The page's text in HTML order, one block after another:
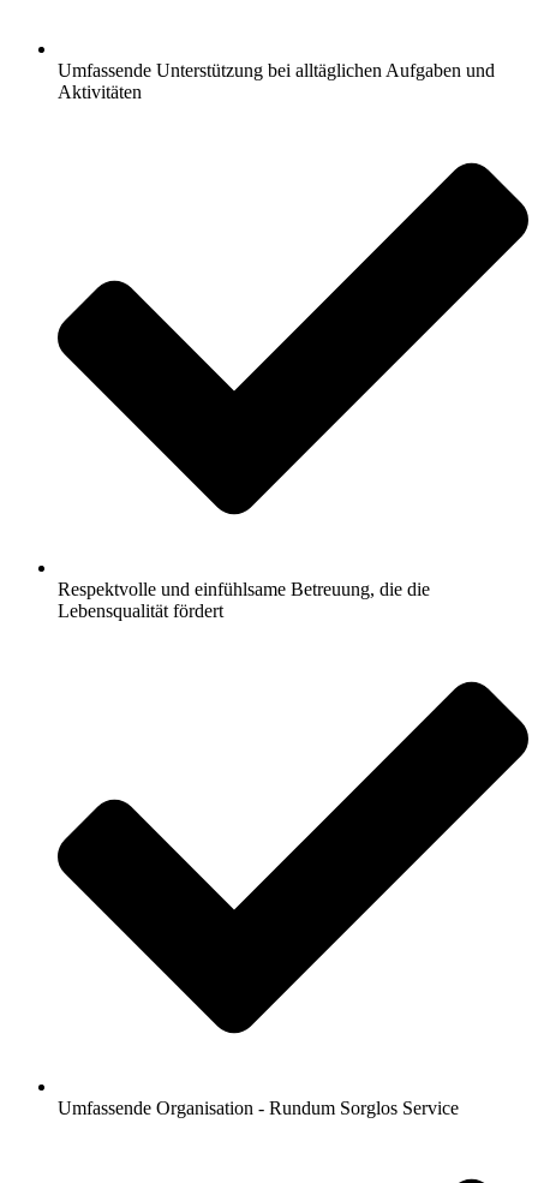
Umfassende Unterstützung bei alltäglichen Aufgaben und
Aktivitäten
Respektvolle und einfühlsame Betreuung, die die
Lebensqualität fördert
Umfassende Organisation - Rundum Sorglos Service